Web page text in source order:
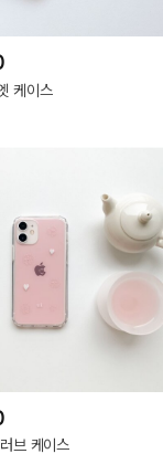
케이스
브 케이스